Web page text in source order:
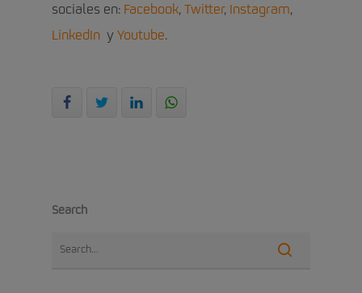
sociales en: Facebook,Twitter, Instagram,
LinkedIn y Youtube.
Search